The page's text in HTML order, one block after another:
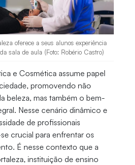
oferece a seus alunos experiência
sala de aula (Foto: Robério Castro)
e Cosmética assume papel
promovendo não
beleza, mas também o bem-
Nesse cenário dinâmico e
de profissionais
crucial para enfrentar os
É nesse contexto que a
instituição de ensino